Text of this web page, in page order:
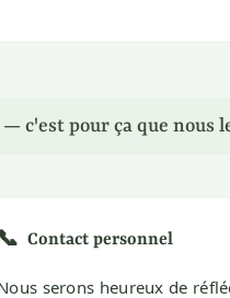
c'est pour ça que nous
📞 Contact personnel
serons heureux de